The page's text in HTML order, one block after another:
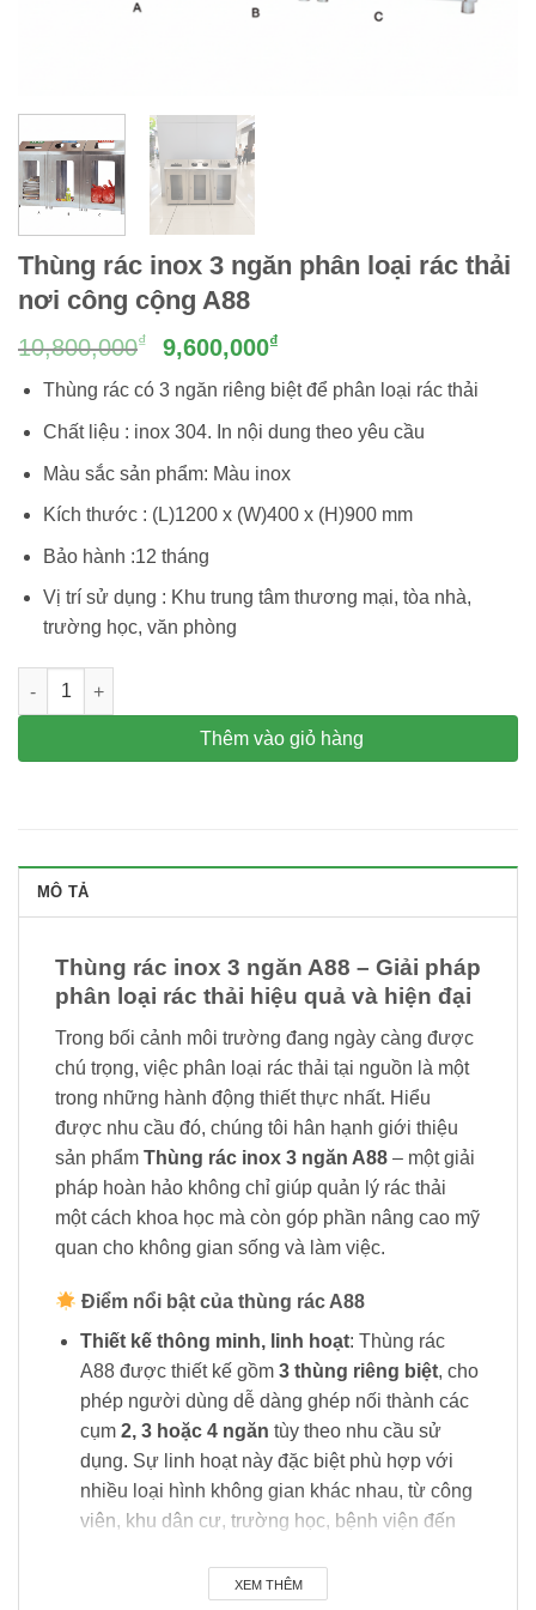
Thùng rác inox 3 ngăn phân loại rác thải
nơi công cộng A88
10,800,000₫
Giá
là:
10,800,000₫.
9,600,000₫
hiện
tại
là:
Thùng rác có 3 ngăn riêng biệt để phân loại rác thải
Chất liệu : inox 304. In nội dung theo yêu cầu
Màu sắc sản phẩm: Màu inox
Kích thước : (L)1200 x (W)400 x (H)900 mm
Bảo hành :12 tháng
Vị trí sử dụng : Khu trung tâm thương mại, tòa nhà,
trường học, văn phòng
Thùng rác inox 3 ngăn phân loại rác thải nơi công cộng A88
Thêm vào giỏ hàng
MÔ TẢ
Thùng rác inox 3 ngăn A88 – Giải pháp
phân loại rác thải hiệu quả và hiện đại
Trong bối cảnh môi trường đang ngày càng được
chú trọng, việc phân loại rác thải tại nguồn là một
trong những hành động thiết thực nhất. Hiểu
được nhu cầu đó, chúng tôi hân hạnh giới thiệu
sản phẩm Thùng rác inox 3 ngăn A88 – một giải
pháp hoàn hảo không chỉ giúp quản lý rác thải
một cách khoa học mà còn góp phần nâng cao mỹ
quan cho không gian sống và làm việc.
Điểm nổi bật của thùng rác A88
Thiết kế thông minh, linh hoạt: Thùng rác
A88 được thiết kế gồm 3 thùng riêng biệt, cho
phép người dùng dễ dàng ghép nối thành các
cụm 2, 3 hoặc 4 ngăn tùy theo nhu cầu sử
dụng. Sự linh hoạt này đặc biệt phù hợp với
nhiều loại hình không gian khác nhau, từ công
viên, khu dân cư, trường học, bệnh viện đến
Chất liệu cao cấp, bền bỉ: Sản phẩm được
XEM THÊM